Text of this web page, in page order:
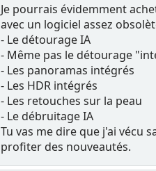
Je pourrais évidemment
avec un logiciel assez
- Le détourage IA
- Même pas le détourage
- Les panoramas intégrés
- Les HDR intégrés
- Les retouches sur la peau
- Le débruitage IA
Tu vas me dire que j'ai vécu
profiter des nouveautés.